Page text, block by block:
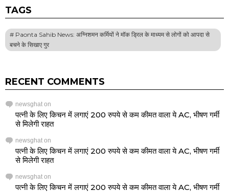
TAGS
Paonta Sahib News: अग्निशमन कर्मियों ने मॉक ड्रिल के माध्यम से लोगों को आपदा से
बचने के सिखाए गुर
RECENT COMMENTS
newsghat on
पत्नी के लिए किचन में लगाएं 200 रुपये से कम कीमत वाला ये AC, भीषण गर्मी
से मिलेगी राहत
newsghat on
पत्नी के लिए किचन में लगाएं 200 रुपये से कम कीमत वाला ये AC, भीषण गर्मी
से मिलेगी राहत
newsghat on
पत्नी के लिए किचन में लगाएं 200 रुपये से कम कीमत वाला ये AC, भीषण गर्मी